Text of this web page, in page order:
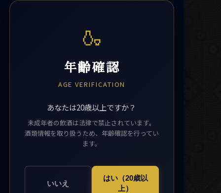
🍶
年齢確認
AGE VERIFICATION
あなたは20歳以上ですか？
未成年者の飲酒は法律で禁止されています。
酒類情報を取り扱うため、年齢確認を行ってい
ます。
いいえ
はい（20歳以
上）